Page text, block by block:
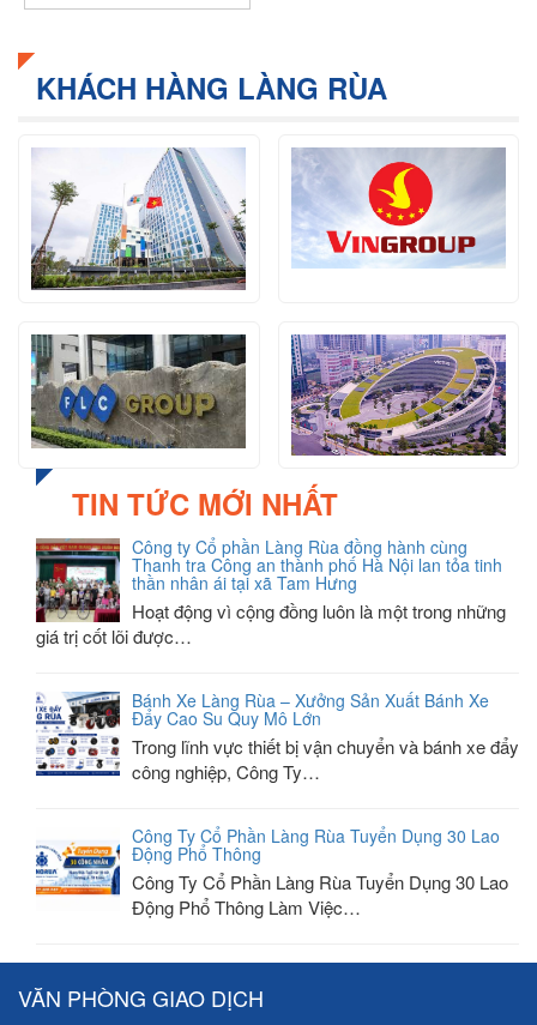
KHÁCH HÀNG LÀNG RÙA
TIN TỨC MỚI NHẤT
Công ty Cổ phần Làng Rùa đồng hành cùng
Thanh tra Công an thành phố Hà Nội lan tỏa tinh
thần nhân ái tại xã Tam Hưng
Hoạt động vì cộng đồng luôn là một trong những
giá trị cốt lõi được…
Bánh Xe Làng Rùa – Xưởng Sản Xuất Bánh Xe
Đẩy Cao Su Quy Mô Lớn
Trong lĩnh vực thiết bị vận chuyển và bánh xe đẩy
công nghiệp, Công Ty…
Công Ty Cổ Phần Làng Rùa Tuyển Dụng 30 Lao
Động Phổ Thông
Công Ty Cổ Phần Làng Rùa Tuyển Dụng 30 Lao
Động Phổ Thông Làm Việc…
VĂN PHÒNG GIAO DỊCH